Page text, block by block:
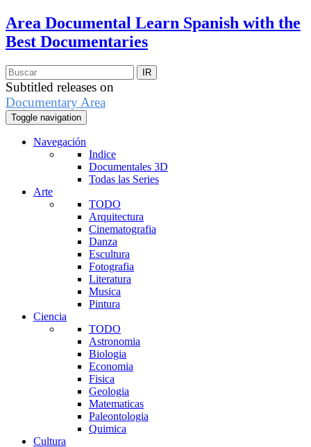
Area Documental Learn Spanish with the
Best Documentaries
Subtitled releases on
Documentary Area
Toggle navigation
Navegación
Indice
Documentales 3D
Todas las Series
Arte
TODO
Arquitectura
Cinematografia
Danza
Escultura
Fotografia
Literatura
Musica
Pintura
Ciencia
TODO
Astronomia
Biologia
Economia
Fisica
Geologia
Matematicas
Paleontologia
Quimica
Cultura